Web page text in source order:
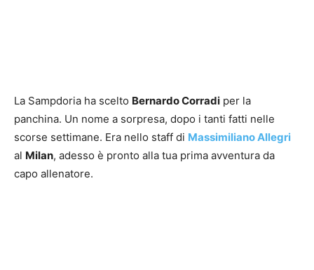
La Sampdoria ha scelto Bernardo Corradi per la
panchina. Un nome a sorpresa, dopo i tanti fatti nelle
scorse settimane. Era nello staff di Massimiliano Allegri
al Milan, adesso è pronto alla tua prima avventura da
capo allenatore.